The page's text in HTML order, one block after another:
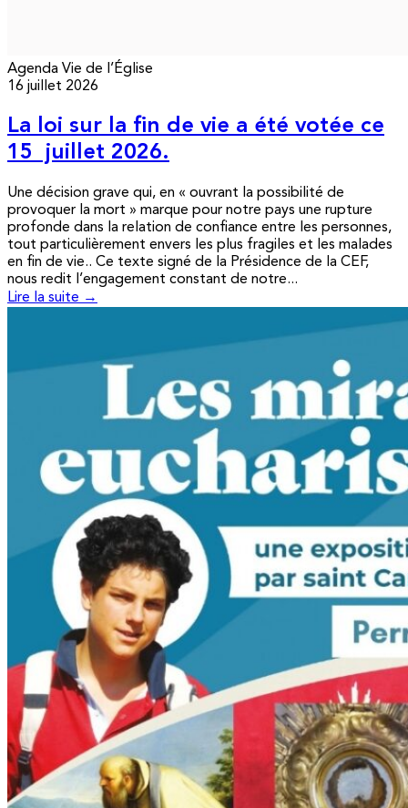
Agenda Vie de l’Église
16 juillet 2026
La loi sur la fin de vie a été votée ce
15 juillet 2026.
Une décision grave qui, en « ouvrant la possibilité de
provoquer la mort » marque pour notre pays une rupture
profonde dans la relation de confiance entre les personnes,
tout particulièrement envers les plus fragiles et les malades
en fin de vie.. Ce texte signé de la Présidence de la CEF,
nous redit l’engagement constant de notre...
Lire la suite →